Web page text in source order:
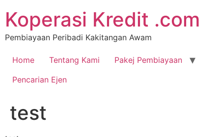
Koperasi Kredit .com
Pembiayaan Peribadi Kakitangan Awam
Home Tentang Kami
Pakej Pembiayaan
Pencarian Ejen
test